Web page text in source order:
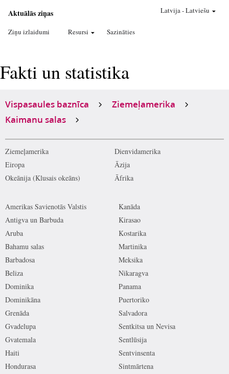
Aktuālās ziņas
Ziņu izlaidumi Resursi Sazināties
Latvija-Latviešu
Fakti un statistika
Vispasaules baznīca
Ziemeļamerika
Kaimanu salas
Ziemeļamerika
Dienvidamerika
Eiropa
Āzija
Okeānija (Klusais okeāns)
Āfrika
Amerikas Savienotās Valstis
Antigva un Barbuda
Aruba
Bahamu salas
Barbadosa
Beliza
Dominika
Dominikāna
Grenāda
Gvadelupa
Gvatemala
Haiti
Hondurasa
Kanāda
Kirasao
Kostarika
Martinika
Meksika
Nikaragva
Panama
Puertoriko
Salvadora
Sentkitsa un Nevisa
Sentlūsija
Sentvinsenta
Sintmārtena